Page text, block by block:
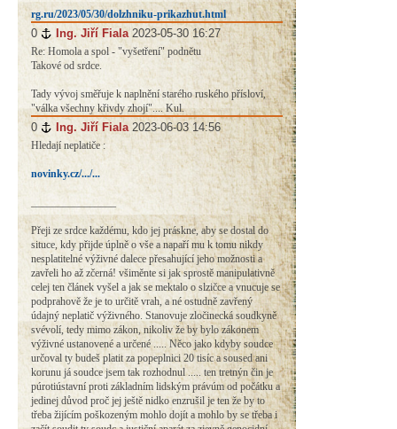
rg.ru/2023/05/30/dolzhniku-prikazhut.html
0 # Ing. Jiří Fiala 2023-05-30 16:27
Re: Homola a spol - "vyšetření" podnětu
Takové od srdce.
Tady vývoj směřuje k naplnění starého ruského přísloví,
"válka všechny křivdy zhojí".... Kul.
0 # Ing. Jiří Fiala 2023-06-03 14:56
Hledají neplatiče :
novinky.cz/.../...
Přeji ze srdce každému, kdo jej práskne, aby se dostal do
situce, kdy přijde úplně o vše a napaří mu k tomu nikdy
nesplatitelné výživné dalece přesahující jeho možnosti a
zavřeli ho až zčerná! všiměnte si jak sprostě manipulativně
celej ten článek vyšel a jak se mektalo o slzičce a vnucuje se
podprahově že je to určitě vrah, a né ostudně zavřený
údajný neplatič výživného. Stanovuje zločinecká soudkyně
svévolí, tedy mimo zákon, nikoliv že by bylo zákonem
výživné ustanovené a určené ..... Něco jako kdyby soudce
určoval ty budeš platit za popeplnici 20 tisíc a soused ani
korunu já soudce jsem tak rozhodnul ..... ten tretnýn čin je
púrotiústavní proti základním lidským právúm od počátku a
jedinej důvod proč jej ještě nidko enzrušil je ten že by to
třeba žijícím poškozeným mohlo dojít a mohlo by se třeba i